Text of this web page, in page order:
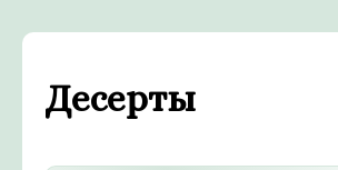
Десерты